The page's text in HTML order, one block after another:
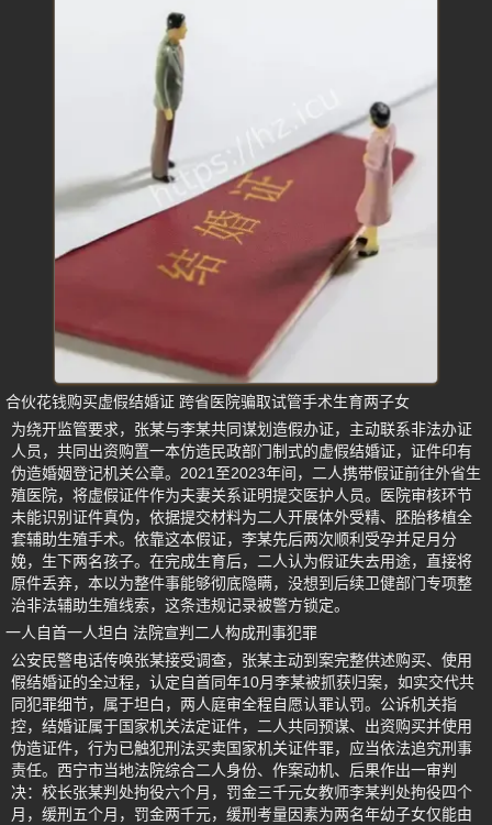
合伙花钱购买虚假结婚证 跨省医院骗取试管手术生育两子女
为绕开监管要求，张某与李某共同谋划造假办证，主动联系非法办证
人员，共同出资购置一本仿造民政部门制式的虚假结婚证，证件印有
伪造婚姻登记机关公章。2021至2023年间，二人携带假证前往外省生
殖医院，将虚假证件作为夫妻关系证明提交医护人员。医院审核环节
未能识别证件真伪，依据提交材料为二人开展体外受精、胚胎移植全
套辅助生殖手术。依靠这本假证，李某先后两次顺利受孕并足月分
娩，生下两名孩子。在完成生育后，二人认为假证失去用途，直接将
原件丢弃，本以为整件事能够彻底隐瞒，没想到后续卫健部门专项整
治非法辅助生殖线索，这条违规记录被警方锁定。
一人自首一人坦白 法院宣判二人构成刑事犯罪
公安民警电话传唤张某接受调查，张某主动到案完整供述购买、使用
假结婚证的全过程，认定自首同年10月李某被抓获归案，如实交代共
同犯罪细节，属于坦白，两人庭审全程自愿认罪认罚。公诉机关指
控，结婚证属于国家机关法定证件，二人共同预谋、出资购买并使用
伪造证件，行为已触犯刑法买卖国家机关证件罪，应当依法追究刑事
责任。西宁市当地法院综合二人身份、作案动机、后果作出一审判
决：校长张某判处拘役六个月，罚金三千元女教师李某判处拘役四个
月，缓刑五个月，罚金两千元，缓刑考量因素为两名年幼子女仅能由